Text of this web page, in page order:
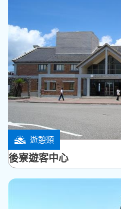
遊憩類
白沙鄉
後寮遊客中心